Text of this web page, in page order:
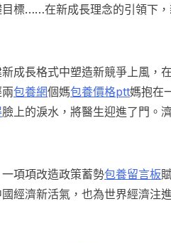
目標……在新成長理念的引領下
成長格式中塑造新競爭上風，
包養網個媽包養價格ptt媽抱在
臉上的淚水，將醫生迎進了門。
項項改造政策蓄勢包養留言板
國經濟新活氣，也為世界經濟注